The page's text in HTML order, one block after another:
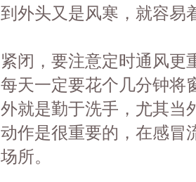
外头又是风寒，就容易
闭，要注意定时通风更
天一定要花个几分钟将
就是勤于洗手，尤其当
作是很重要的，在感冒
所。